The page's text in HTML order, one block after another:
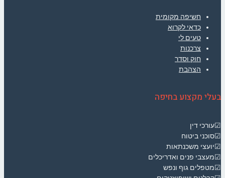
חשיפה מקומית
כדאי לקרוא
טעים לי
צרכנות
חוק וסדר
הצהבת
בעלי מקצוע בחיפה
☑עורכי דין
☑סוכני ביטוח
☑יועצי משכנתאות
☑מעצבי פנים ואדריכלים
☑מטפלים גוף ונפש